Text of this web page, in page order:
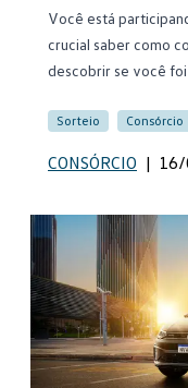
Você está
crucial saber como
descobrir se você
Sorteio Consórcio
CONSÓRCIO |